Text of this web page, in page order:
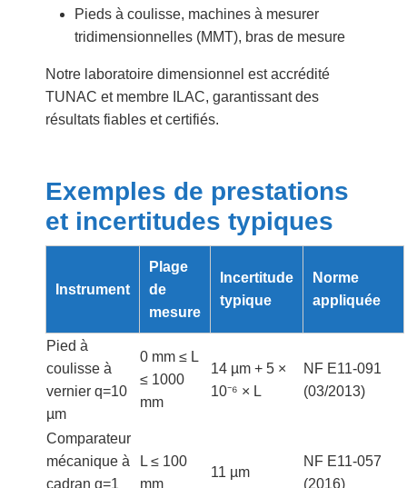
Pieds à coulisse, machines à mesurer
tridimensionnelles (MMT), bras de mesure
Notre laboratoire dimensionnel est accrédité
TUNAC et membre ILAC, garantissant des
résultats fiables et certifiés.
Exemples de prestations
et incertitudes typiques
Instrument
Plage
de
mesure
Incertitude
typique
Norme
appliquée
Pied à
coulisse à
vernier q=10
µm
0 mm ≤ L
≤ 1000
mm
14 µm + 5 ×
10⁻⁶ × L
NF E11-091
(03/2013)
Comparateur
mécanique à
cadran q=1
L ≤ 100
mm
11 µm
NF E11-057
(2016)